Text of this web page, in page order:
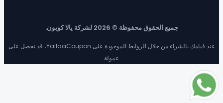
جميع الحقوق محفوظة © 2026 لشركة يالا كوبون.
عند قيامك بالشراء من خلال الروابط الموجودة على YallaaCoupon، قد نحصل على